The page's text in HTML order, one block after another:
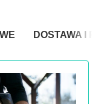
DOSTAWA I